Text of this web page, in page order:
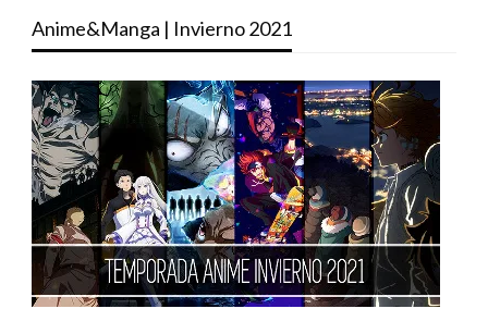
Anime&Manga | Invierno 2021